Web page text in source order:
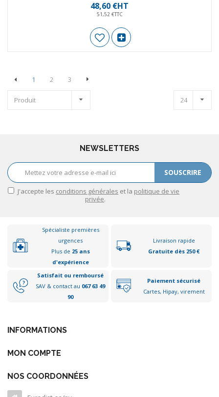
48,60 €HT
51,52 €TTC
1 2 3
Produit 24
NEWSLETTERS
SOUSCRIRE
J'accepte les conditions générales et la politique de vie
privée.
Spécialiste premières
urgences
Plus de 25 ans
d'expérience
Livraison rapide
Gratuite dès 250 €
Satisfait ou remboursé
SAV & contact au 067 63 49
90
Paiement sécurisé
Cartes, Hipay, virement
INFORMATIONS
MON COMPTE
NOS COORDONNÉES